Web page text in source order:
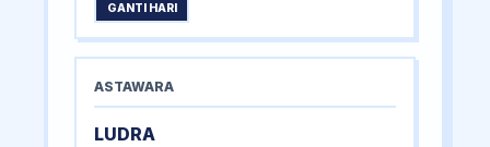
GANTI HARI
ASTAWARA
LUDRA